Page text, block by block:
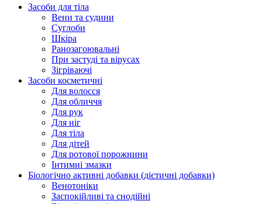
Засоби для тіла
Вени та судини
Суглоби
Шкіра
Ранозагоювальні
При застуді та вірусах
Зігріваючі
Засоби косметичні
Для волосся
Для обличчя
Для рук
Для ніг
Для тіла
Для дітей
Для ротової порожнини
Інтимні змазки
Біологічно активні добавки (дієтичні добавки)
Венотоніки
Заспокійливі та снодійні